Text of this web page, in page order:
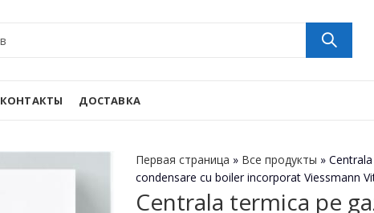
КОНТАКТЫ ДОСТАВКА
Первая страница » Все продукты »
condensare cu boiler incorporat Viessmann
Centrala termica pe